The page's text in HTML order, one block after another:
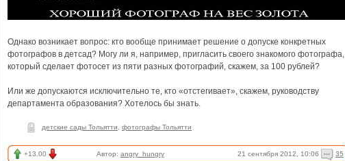
Однако возникает вопрос: кто вообще принимает решение о допуске конкретных
фотографов в детсад? Могу ли я, например, пригласить своего знакомого фотографа,
который сделает фотосет из пяти разных фотографий, скажем, за 100 рублей?
Или же допускаются исключительно те, кто «отстегивает», скажем, руководству
департамента образования? Хотелось бы знать.
детские сады Тольятти фотографы Тольятти
+13.00 Автор: angry_hungry 21 сентября 2012, 10:06 35